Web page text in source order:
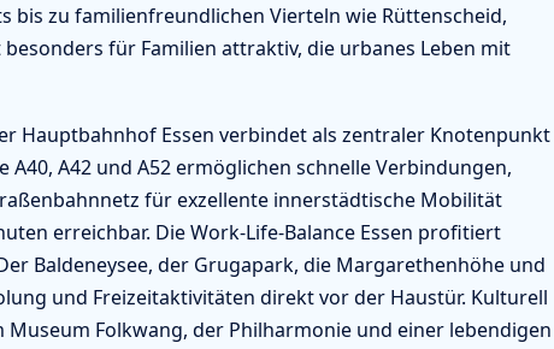
bis zu familienfreundlichen Vierteln wie Rüttenscheid,
für Familien attraktiv, die urbanes Leben mit
Hauptbahnhof Essen verbindet als zentraler Knotenpunkt
A42 und A52 ermöglichen schnelle Verbindungen,
für exzellente innerstädtische Mobilität
erreichbar. Die Work-Life-Balance Essen profitiert
Baldeneysee, der Grugapark, die Margarethenhöhe und
und Freizeitaktivitäten direkt vor der Haustür. Kulturell
Museum Folkwang, der Philharmonie und einer lebendigen